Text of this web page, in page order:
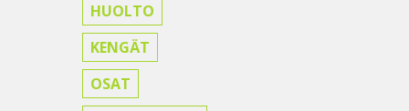
HUOLTO
KENGÄT
OSAT